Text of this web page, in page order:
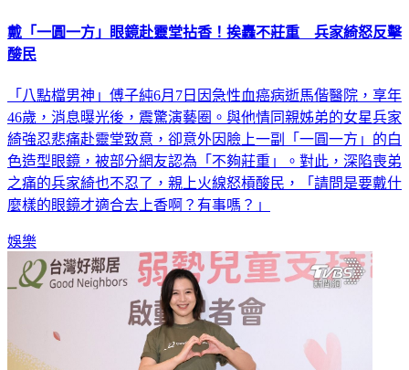
戴「一圓一方」眼鏡赴靈堂拈香！挨轟不莊重 兵家綺怒反擊
酸民
「八點檔男神」傅子純6月7日因急性血癌病逝馬偕醫院，享年
46歲，消息曝光後，震驚演藝圈。與他情同親姊弟的女星兵家
綺強忍悲痛赴靈堂致意，卻意外因臉上一副「一圓一方」的白
色造型眼鏡，被部分網友認為「不夠莊重」。對此，深陷喪弟
之痛的兵家綺也不忍了，親上火線怒槓酸民，「請問是要戴什
麼樣的眼鏡才適合去上香啊？有事嗎？」
娛樂